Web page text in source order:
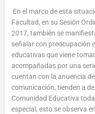
En el marco de esta
Facultad, en su Sesión
2017, también se
señalar con preocupación
educativas que viene
acompañadas por una
cuentan con la anuencia
comunicación, tienden a
Comunidad Educativa
especial, esto se observa